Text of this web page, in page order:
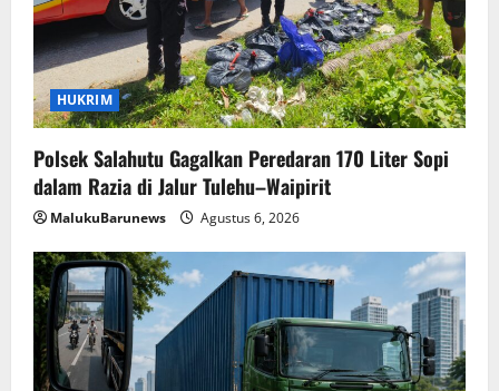
HUKRIM
Polsek Salahutu Gagalkan Peredaran 170 Liter Sopi
dalam Razia di Jalur Tulehu–Waipirit
MalukuBarunews Agustus 6, 2026